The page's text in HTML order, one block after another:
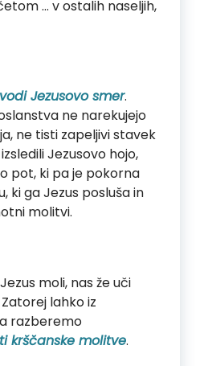
… v ostalih naseljih,
Jezusovo smer.
ne narekujejo
ne tisti zapeljivi stavek
Jezusovo hojo,
pot, ki pa je pokorna
ki ga Jezus posluša in
molitvi.
moli, nas že uči
lahko iz
razberemo
krščanske molitve.